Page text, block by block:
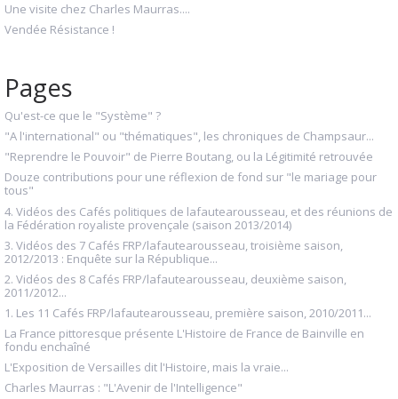
Une visite chez Charles Maurras....
Vendée Résistance !
Pages
Qu'est-ce que le "Système" ?
"A l'international" ou "thématiques", les chroniques de Champsaur...
"Reprendre le Pouvoir" de Pierre Boutang, ou la Légitimité retrouvée
Douze contributions pour une réflexion de fond sur "le mariage pour
tous"
4. Vidéos des Cafés politiques de lafautearousseau, et des réunions de
la Fédération royaliste provençale (saison 2013/2014)
3. Vidéos des 7 Cafés FRP/lafautearousseau, troisième saison,
2012/2013 : Enquête sur la République...
2. Vidéos des 8 Cafés FRP/lafautearousseau, deuxième saison,
2011/2012...
1. Les 11 Cafés FRP/lafautearousseau, première saison, 2010/2011...
La France pittoresque présente L'Histoire de France de Bainville en
fondu enchaîné
L'Exposition de Versailles dit l'Histoire, mais la vraie...
Charles Maurras : "L'Avenir de l'Intelligence"